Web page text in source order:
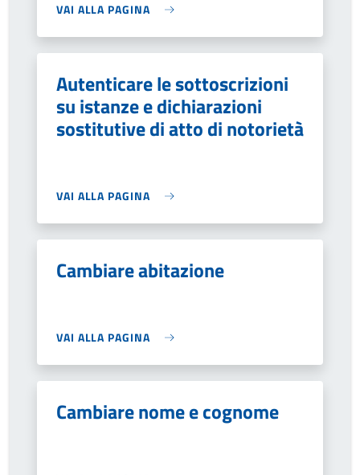
VAI ALLA PAGINA
Autenticare le sottoscrizioni
su istanze e dichiarazioni
sostitutive di atto di notorietà
VAI ALLA PAGINA
Cambiare abitazione
VAI ALLA PAGINA
Cambiare nome e cognome